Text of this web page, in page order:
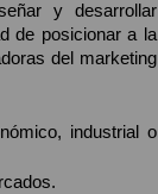
y desarrollar
de posicionar a la
del marketing
industrial o